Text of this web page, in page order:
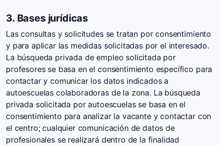
3. Bases jurídicas
Las consultas y solicitudes se tratan por consentimiento
y para aplicar las medidas solicitadas por el interesado.
La búsqueda privada de empleo solicitada por
profesores se basa en el consentimiento específico para
contactar y comunicar los datos indicados a
autoescuelas colaboradoras de la zona. La búsqueda
privada solicitada por autoescuelas se basa en el
consentimiento para analizar la vacante y contactar con
el centro; cualquier comunicación de datos de
profesionales se realizará dentro de la finalidad